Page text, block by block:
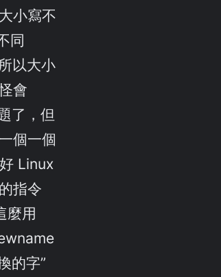
小寫不
同
以大小
會
了，但
個一個
Linux
指令
麼用
的字”